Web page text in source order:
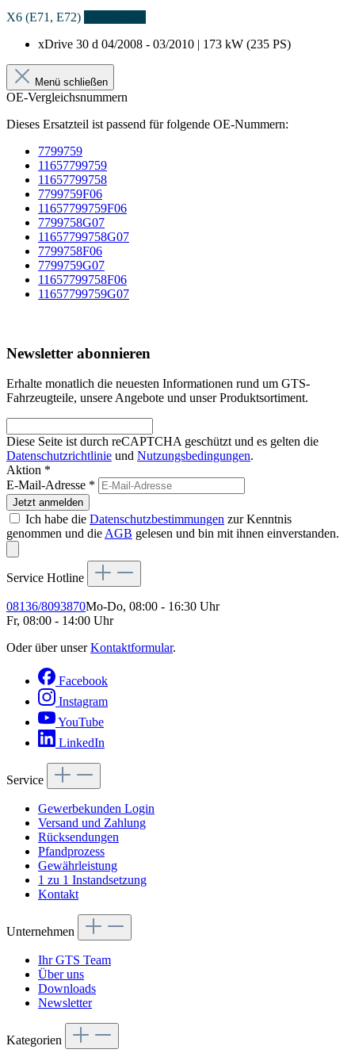
X6 (E71, E72)
xDrive 30 d 04/2008 - 03/2010 | 173 kW (235 PS)
Menü schließen
OE-Vergleichsnummern
Dieses Ersatzteil ist passend für folgende OE-Nummern:
7799759
11657799759
11657799758
7799759F06
11657799759F06
7799758G07
11657799758G07
7799758F06
7799759G07
11657799758F06
11657799759G07
Newsletter abonnieren
Erhalte monatlich die neuesten Informationen rund um GTS-
Fahrzeugteile, unsere Angebote und unser Produktsortiment.
Diese Seite ist durch reCAPTCHA geschützt und es gelten die
Datenschutzrichtlinie und Nutzungsbedingungen.
Aktion *
E-Mail-Adresse *
Jetzt anmelden
Ich habe die Datenschutzbestimmungen zur Kenntnis
genommen und die AGB gelesen und bin mit ihnen einverstanden.
Service Hotline
08136/8093870Mo-Do, 08:00 - 16:30 Uhr
Fr, 08:00 - 14:00 Uhr
Oder über unserKontaktformular.
Facebook
Instagram
YouTube
LinkedIn
Service
Gewerbekunden Login
Versand und Zahlung
Rücksendungen
Pfandprozess
Gewährleistung
1 zu 1 Instandsetzung
Kontakt
Unternehmen
Ihr GTS Team
Über uns
Downloads
Newsletter
Kategorien